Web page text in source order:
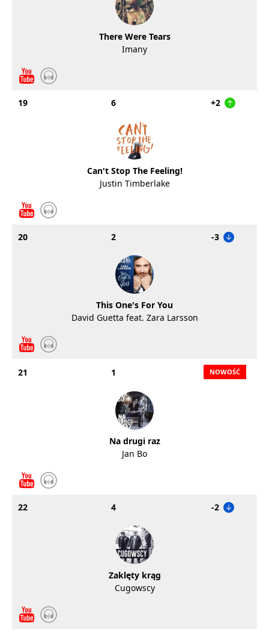
There Were Tears
Imany
19 6 +2
Can't Stop The Feeling!
Justin Timberlake
20 2 -3
This One's For You
David Guetta feat. Zara Larsson
21 1
Na drugi raz
Jan Bo
22 4 -2
Zaklęty krąg
Cugowscy